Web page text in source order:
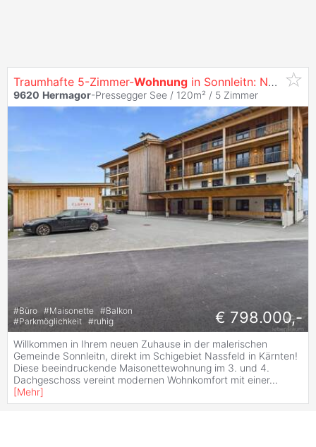
Traumhafte 5-Zimmer-Wohnung in Sonnleitn: Neuwertig, 3 Balkone. Direkt im Schigebiet Nassfeld (100 Meter vom Lift entfernt).
9620 Hermagor-Pressegger See / 120m² / 5 Zimmer
#Büro #Maisonette #Balkon
#Parkmöglichkeit #ruhig € 798.000,-
Willkommen in Ihrem neuen Zuhause in der malerischen
Gemeinde Sonnleitn, direkt im Schigebiet Nassfeld in Kärnten!
Diese beeindruckende Maisonettewohnung im 3. und 4.
Dachgeschoss vereint modernen Wohnkomfort mit einer...
[Mehr]